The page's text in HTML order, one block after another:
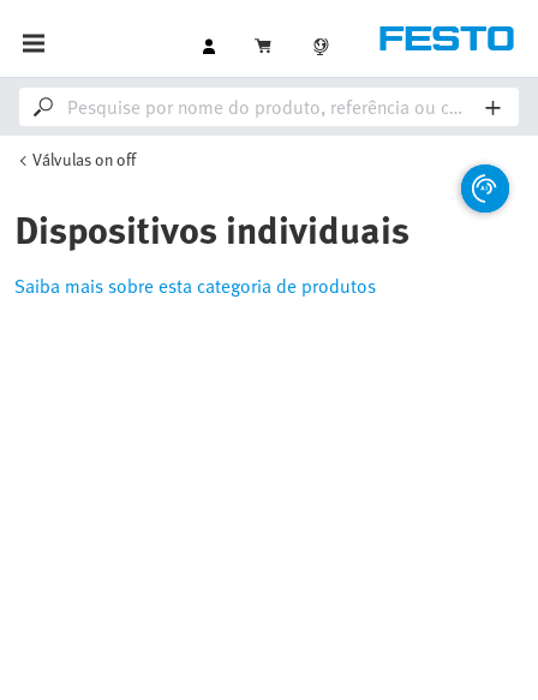
Válvulas on off
Dispositivos individuais
Saiba mais sobre esta categoria de produtos